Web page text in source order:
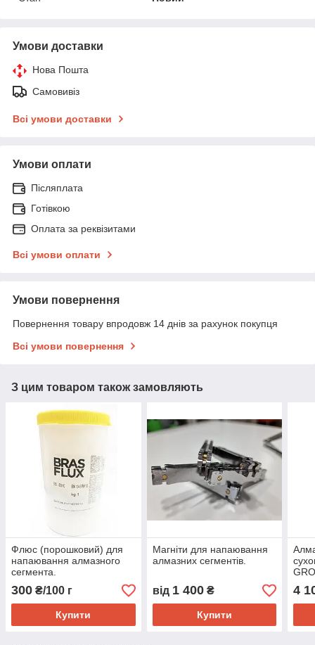
Умови доставки
Нова Пошта
Самовивіз
Всі умови доставки
Умови оплати
Післяплата
Готівкою
Оплата за реквізитами
Всі умови оплати
Умови повернення
Повернення товару впродовж 14 днів за рахунок покупця
Всі умови повернення
З цим товаром також замовляють
Флюс (порошковий) для
напаювання алмазного
сегмента.
300 ₴/100 г
Купити
Магніти для напаювання
алмазних сегментів.
від 1 400₴
Купити
4